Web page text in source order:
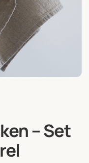
– Set